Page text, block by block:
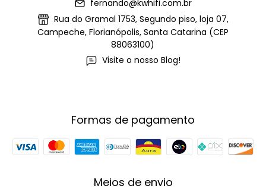
fernando@kwhifi.com.br
Rua do Gramal 1753, Segundo piso, loja 07,
Campeche, Florianópolis, Santa Catarina (CEP
88063100)
Visite o nosso Blog!
Formas de pagamento
Meios de envio